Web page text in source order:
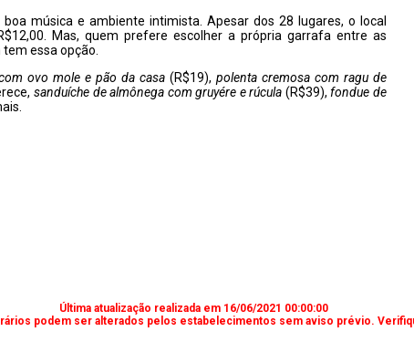
música e ambiente intimista. Apesar dos 28 lugares, o local
Mas, quem prefere escolher a própria garrafa entre as
essa opção.
ovo mole e pão da casa (R$19), polenta cremosa com ragu de
sanduíche de almônega com gruyére e rúcula (R$39),fondue de
Última atualização realizada em 16/06/2021 00:00:00
podem ser alterados pelos estabelecimentos sem aviso prévio.